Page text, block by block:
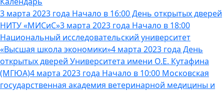
3 марта 2023 года Начало в 16:00 День открытых дверей
НИТУ «МИСиС»3 марта 2023 года Начало в 18:00
Национальный исследовательский университет
«Высшая школа экономики»4 марта 2023 года День
открытых дверей Университета имени О.Е. Кутафина
(МГЮА)4 марта 2023 года Начало в 10:00 Московская
государственная академия ветеринарной медицины и